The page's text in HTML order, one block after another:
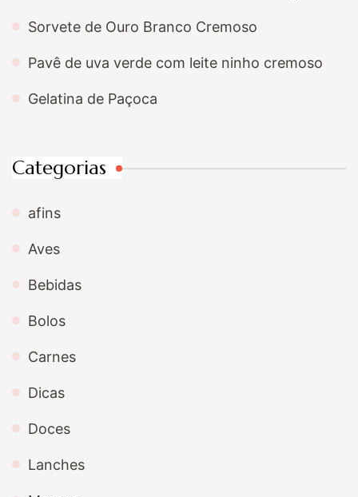
Sorvete de Ouro Branco Cremoso
Pavê de uva verde com leite ninho cremoso
Gelatina de Paçoca
Categorias
afins
Aves
Bebidas
Bolos
Carnes
Dicas
Doces
Lanches